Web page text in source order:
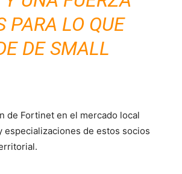
PARA LO QUE
DE SMALL
de Fortinet en el mercado local
de estos socios